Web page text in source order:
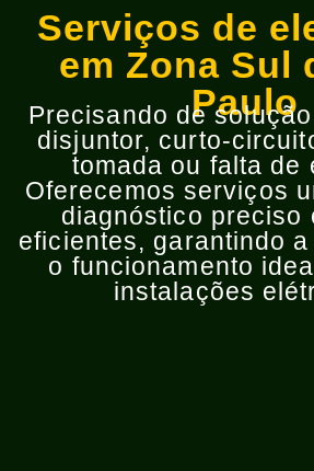
Serviços de
em Zona Sul
Paulo
Precisando de
disjuntor, curto-
tomada ou falta de
Oferecemos serviços
diagnóstico preciso
eficientes, garantindo
o funcionamento
instalações